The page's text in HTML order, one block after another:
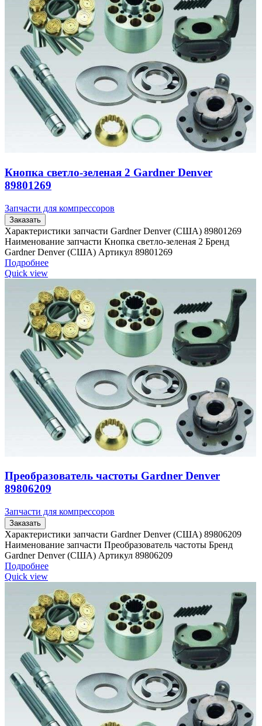
Кнопка светло-зеленая 2 Gardner Denver
89801269
Запчасти для компрессоров
Заказать
Характеристики запчасти Gardner Denver (США) 89801269
Наименование запчасти Кнопка светло-зеленая 2 Бренд
Gardner Denver (США) Артикул 89801269
Подробнее
Quick view
Преобразователь частоты Gardner Denver
89806209
Запчасти для компрессоров
Заказать
Характеристики запчасти Gardner Denver (США) 89806209
Наименование запчасти Преобразователь частоты Бренд
Gardner Denver (США) Артикул 89806209
Подробнее
Quick view